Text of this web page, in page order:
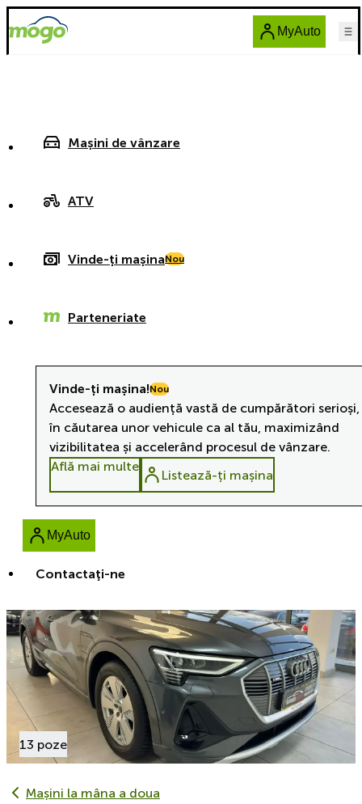
MyAuto
Mașini de vânzare
ATV
Vinde-ți mașinaNou
Parteneriate
Contactaţi-ne
Vinde-ți mașina!Nou
Accesează o audiență vastă de cumpărători
în căutarea unor vehicule ca al tău, maximizând
vizibilitatea și accelerând procesul de vânzare.
Află mai multe
Listează-ți mașina
MyAuto
13 poze
Mașini la mâna a doua